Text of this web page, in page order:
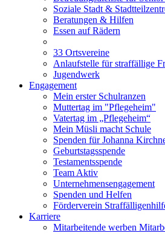
Soziale Stadt &
Beratungen & Hilfen
Essen auf Rädern
33 Ortsvereine
Anlaufstelle für straffällige
Jugendwerk
Engagement
Mein erster Schulranzen
Muttertag im "Pflegeheim"
Vatertag im „Pflegeheim“
Mein Müsli macht Schule
Spenden für Johanna
Geburtstagsspende
Testamentsspende
Team Aktiv
Unternehmensengagement
Spenden und Helfen
Förderverein
Karriere
Mitarbeitende werben